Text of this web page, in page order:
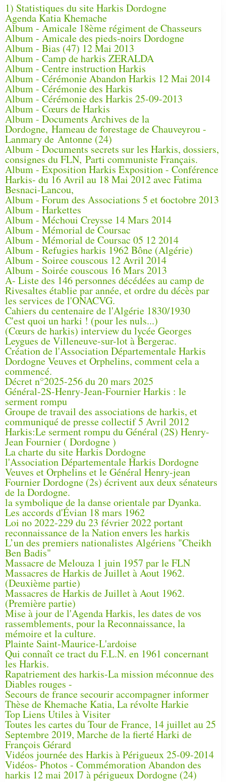
1) Statistiques du site Harkis Dordogne
Agenda Katia Khemache
Album - Amicale 18ème régiment de Chasseurs
Album - Amicale des pieds-noirs Dordogne
Album - Bias (47) 12 Mai 2013
Album - Camp de harkis ZERALDA
Album - Centre instruction Harkis
Album - Cérémonie Abandon Harkis 12 Mai 2014
Album - Cérémonie des Harkis
Album - Cérémonie des Harkis 25-09-2013
Album - Cœurs de Harkis
Album - Documents Archives de la
Dordogne, Hameau de forestage de Chauveyrou -
Lanmary de Antonne (24)
Album - Documents secrets sur les Harkis, dossiers,
consignes du FLN, Parti communiste Français.
Album - Exposition Harkis Exposition - Conférence
Harkis- du 16 Avril au 18 Mai 2012 avec Fatima
Besnaci-Lancou,
Album - Forum des Associations 5 et 6octobre 2013
Album - Harkettes
Album - Méchoui Creysse 14 Mars 2014
Album - Mémorial de Coursac
Album - Mémorial de Coursac 05 12 2014
Album - Refugies harkis 1962 Bône (Algérie)
Album - Soiree couscous 12 Avril 2014
Album - Soirée couscous 16 Mars 2013
A- Liste des 146 personnes décédées au camp de
Rivesaltes établie par année, et ordre du décès par
les services de l'ONACVG.
Cahiers du centenaire de l'Algérie 1830/1930
C'est quoi un harki ! (pour les nuls...)
(Cœurs de harkis) interview du lycée Georges
Leygues de Villeneuve-sur-lot à Bergerac.
Création de l'Association Départementale Harkis
Dordogne Veuves et Orphelins, comment cela a
commencé.
Décret n°2025-256 du 20 mars 2025
Général-2S-Henry-Jean-Fournier Harkis : le
serment rompu
Groupe de travail des associations de harkis, et
communiqué de presse collectif 5 Avril 2012
Harkis:Le serment rompu du Général (2S) Henry-
Jean Fournier ( Dordogne )
La charte du site Harkis Dordogne
l'Association Départementale Harkis Dordogne
Veuves et Orphelins et le Général Henry-jean
Fournier Dordogne (2s) écrivent aux deux sénateurs
de la Dordogne.
la symbolique de la danse orientale par Dyanka.
Les accords d'Évian 18 mars 1962
Loi no 2022-229 du 23 février 2022 portant
reconnaissance de la Nation envers les harkis
L’un des premiers nationalistes Algériens "Cheikh
Ben Badis"
Massacre de Melouza 1 juin 1957 par le FLN
Massacres de Harkis de Juillet à Aout 1962.
(Deuxième partie)
Massacres de Harkis de Juillet à Aout 1962.
(Première partie)
Mise à jour de l'Agenda Harkis, les dates de vos
rassemblements, pour la Reconnaissance, la
mémoire et la culture.
Plainte Saint-Maurice-L'ardoise
Qui connaît ce tract du F.L.N. en 1961 concernant
les Harkis.
Rapatriement des harkis-La mission méconnue des
Diables rouges -
Secours de france secourir accompagner informer
Thèse de Khemache Katia, La révolte Harkie
Top Liens Utiles à Visiter
Toutes les cartes du Tour de France, 14 juillet au 25
Septembre 2019, Marche de la fierté Harki de
François Gérard
Vidéos journée des Harkis à Périgueux 25-09-2014
Vidéos- Photos - Commémoration Abandon des
harkis 12 mai 2017 à périgueux Dordogne (24)